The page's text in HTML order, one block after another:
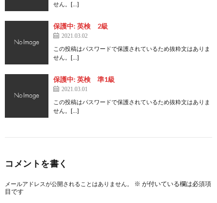
せん。[…]
保護中: 英検 2級
2021.03.02
この投稿はパスワードで保護されているため抜粋文はありま
せん。[…]
保護中: 英検 準1級
2021.03.01
この投稿はパスワードで保護されているため抜粋文はありま
せん。[…]
コメントを書く
メールアドレスが公開されることはありません。 ※ が付いている欄は必須項
目です